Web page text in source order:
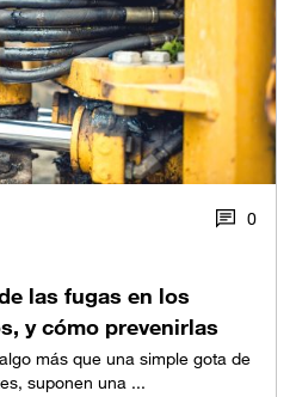
0
las fugas en los
y cómo prevenirlas
más que una simple gota de
suponen una ...